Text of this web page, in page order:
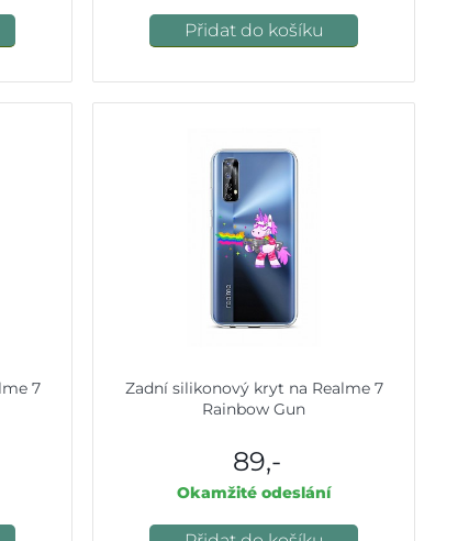
Přidat do košíku
7
Zadní silikonový kryt na Realme 7
Rainbow Gun
89,-
Okamžité odeslání